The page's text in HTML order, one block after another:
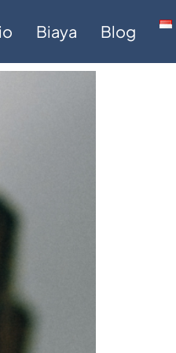
Biaya Blog